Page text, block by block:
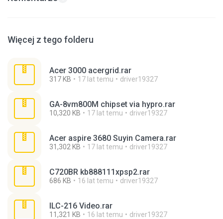
Więcej z tego folderu
Acer 3000 acergrid.rar
317 KB 17 lat temu driver19327
GA-8vm800M chipset via hypro.rar
10,320 KB 17 lat temu driver19327
Acer aspire 3680 Suyin Camera.rar
31,302 KB 17 lat temu driver19327
C720BR kb888111xpsp2.rar
686 KB 16 lat temu driver19327
ILC-216 Video.rar
11,321 KB 16 lat temu driver19327